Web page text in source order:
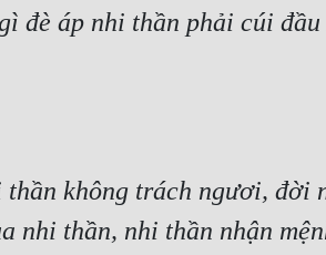
đè áp nhi thần phải cúi
không trách ngươi,
nhi thần, nhi thần nhận